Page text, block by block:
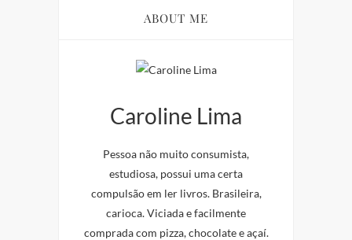
ABOUT ME
Caroline Lima
Pessoa não muito consumista,
estudiosa, possui uma certa
compulsão em ler livros. Brasileira,
carioca. Viciada e facilmente
comprada com pizza, chocolate e açaí.